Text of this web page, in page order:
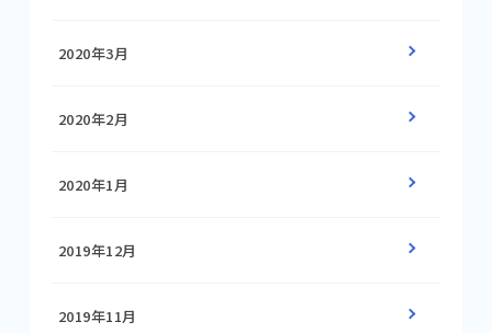
2020年3月
2020年2月
2020年1月
2019年12月
2019年11月